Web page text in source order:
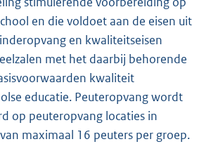
en die voldoet aan de eisen uit
en kwaliteitseisen
met het daarbij behorende
kwaliteit
educatie. Peuteropvang wordt
op peuteropvang locaties in
maximaal 16 peuters per groep.